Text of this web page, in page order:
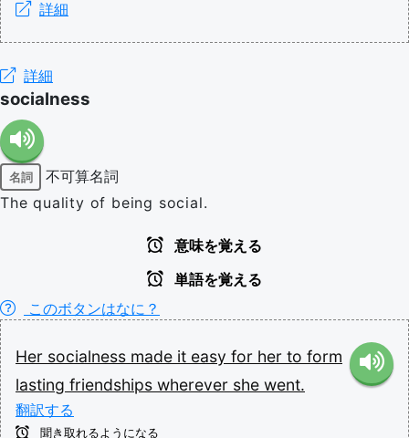
詳細
詳細
socialness
名詞
不可算名詞
The quality of being social.
意味を覚える
単語を覚える
このボタンはなに？
Her socialness made it easy for her to form
lasting friendships wherever she went.
翻訳する
聞き取れるようになる